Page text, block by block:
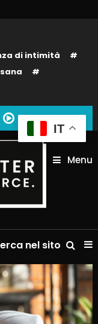
di intimità
Siamo in onda
–
Menu
nel sito
IT